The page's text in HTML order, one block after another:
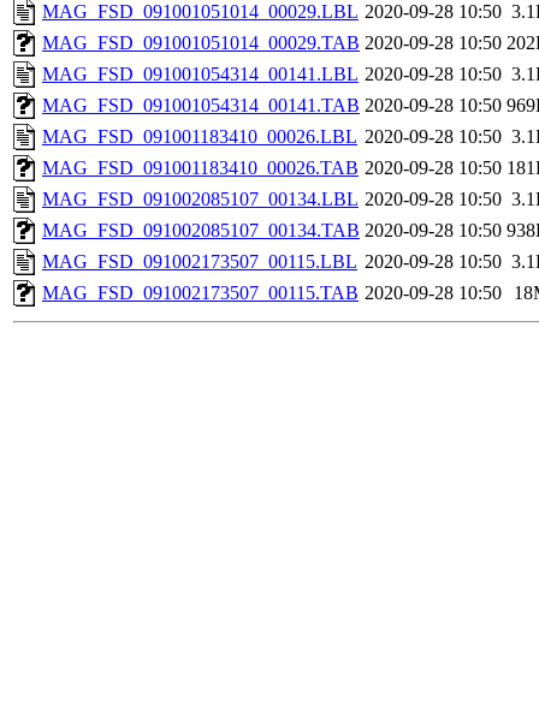
MAG_FSD_091001051014_00029.LBL 2020-09-28 10:50
MAG_FSD_091001051014_00029.TAB 2020-09-28 10:50
MAG_FSD_091001054314_00141.LBL 2020-09-28 10:50
MAG_FSD_091001054314_00141.TAB 2020-09-28 10:50
MAG_FSD_091001183410_00026.LBL 2020-09-28 10:50
MAG_FSD_091001183410_00026.TAB 2020-09-28 10:50
MAG_FSD_091002085107_00134.LBL 2020-09-28 10:50
MAG_FSD_091002085107_00134.TAB 2020-09-28 10:50
MAG_FSD_091002173507_00115.LBL 2020-09-28 10:50
MAG_FSD_091002173507_00115.TAB 2020-09-28 10:50